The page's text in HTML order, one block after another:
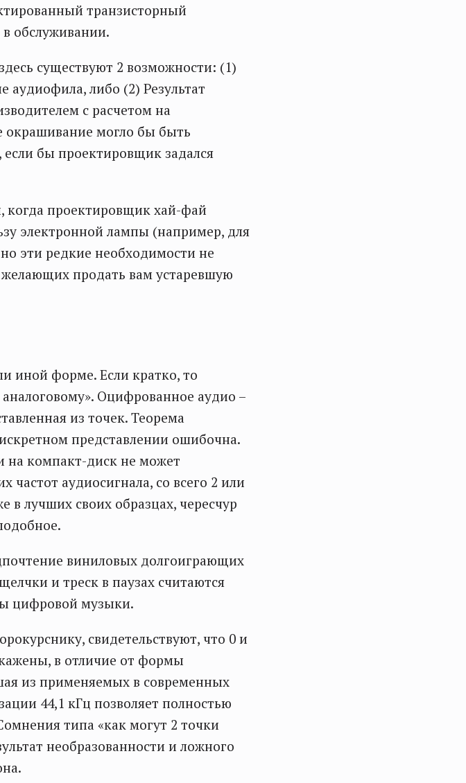
транзисторный
обслуживании.
существуют 2 возможности: (1)
аудиофила, либо (2) Результат
с расчетом на
могло бы быть
бы проектировщик задался
когда проектировщик хай-фай
электронной лампы (например, для
эти редкие необходимости не
продать вам устаревшую
иной форме. Если кратко, то
Оцифрованное аудио –
из точек. Теорема
представлении ошибочна.
на компакт-диск не может
аудиосигнала, со всего 2 или
в лучших своих образцах, чересчур
виниловых долгоиграющих
и треск в паузах считаются
цифровой музыки.
свидетельствуют, что 0 и
в отличие от формы
из применяемых в современных
44,1 кГц позволяет полностью
типа «как могут 2 точки
необразованности и ложного